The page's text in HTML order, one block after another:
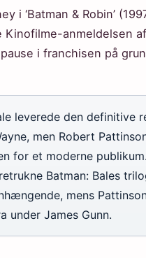
i ‘Batman & Robin’
anmeldelsen af
i franchisen på
leverede den definitive
men Robert
for et moderne
Batman: Bales
mens
under James Gunn.